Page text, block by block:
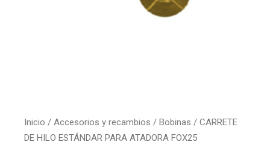
Inicio / Accesorios y recambios / Bobinas / CARRETE
DE HILO ESTÁNDAR PARA ATADORA FOX25